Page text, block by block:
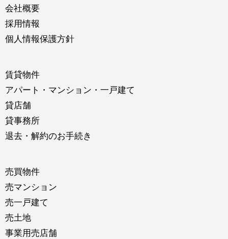
会社概要
採用情報
個人情報保護方針
賃貸物件
アパート・マンション・一戸建て
貸店舗
貸事務所
退去・解約のお手続き
売買物件
売マンション
売一戸建て
売土地
事業用売店舗